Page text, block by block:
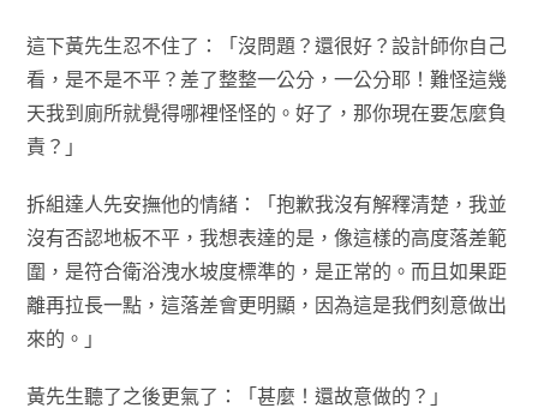
這下黃先生忍不住了：「沒問題？還很好？設計師你自己
看，是不是不平？差了整整一公分，一公分耶！難怪這幾
天我到廁所就覺得哪裡怪怪的。好了，那你現在要怎麼負
責？」
拆組達人先安撫他的情緒：「抱歉我沒有解釋清楚，我並
沒有否認地板不平，我想表達的是，像這樣的高度落差範
圍，是符合衛浴洩水坡度標準的，是正常的。而且如果距
離再拉長一點，這落差會更明顯，因為這是我們刻意做出
來的。」
黃先生聽了之後更氣了：「甚麼！還故意做的？」